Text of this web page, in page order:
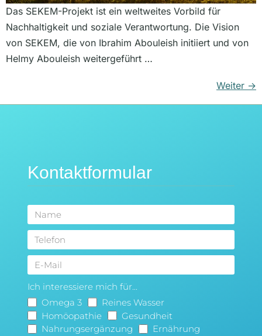
Das SEKEM-Projekt ist ein weltweites Vorbild für
Nachhaltigkeit und soziale Verantwortung. Die Vision
von SEKEM, die von Ibrahim Abouleish initiiert und von
Helmy Abouleish weitergeführt …
Weiter →
Kontaktformular
Ich interessiere mich für...
Omega 3
Reines Wasser
Homöopathie
Gesundheit
Nahrungsergänzung
Ernährung